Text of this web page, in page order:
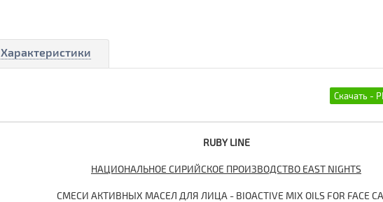
Характеристики
RUBY LINE
НАЦИОНАЛЬНОЕ СИРИЙСКОЕ ПРОИЗВОДСТВО EAST NIGHTS
СМЕСИ АКТИВНЫХ МАСЕЛ ДЛЯ ЛИЦА - BIOACTIVE MIX OILS FOR FACE